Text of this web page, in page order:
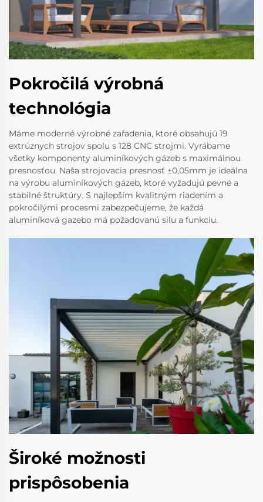
Pokročilá výrobná
technológia
Máme moderné výrobné zařadenia, ktoré obsahujú 19
extrúznych strojov spolu s 128 CNC strojmi. Vyrábame
všetky komponenty aluminíkových gázeb s maximálnou
presnosťou. Naša strojovacia presnosť ±0,05mm je ideálna
na výrobu aluminíkových gázeb, ktoré vyžadujú pevné a
stabilné štruktúry. S najlepším kvalitným riadením a
pokročilými procesmi zabezpečujeme, že každá
aluminíková gazebo má požadovanú silu a funkciu.
Široké možnosti
prispôsobenia